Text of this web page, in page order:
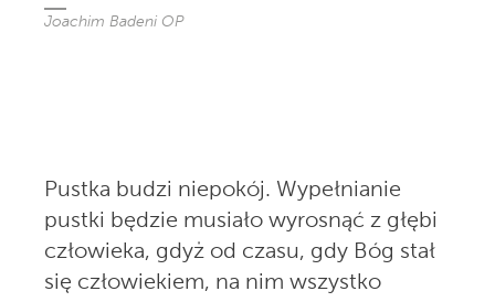
Joachim Badeni OP
Pustka budzi niepokój. Wypełnianie
pustki będzie musiało wyrosnąć z głębi
człowieka, gdyż od czasu, gdy Bóg stał
się człowiekiem, na nim wszystko